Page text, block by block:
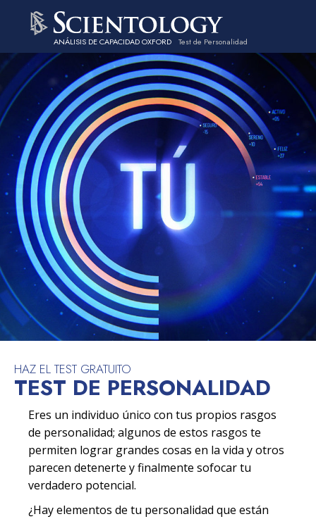
ANÁLISIS DE CAPACIDAD OXFORD Test de Personalidad
HAZ EL TEST GRATUITO
TEST DE PERSONALIDAD
Eres un individuo único con tus propios rasgos
de personalidad; algunos de estos rasgos te
permiten lograr grandes cosas en la vida y otros
parecen detenerte y finalmente sofocar tu
verdadero potencial.
¿Hay elementos de tu personalidad que están